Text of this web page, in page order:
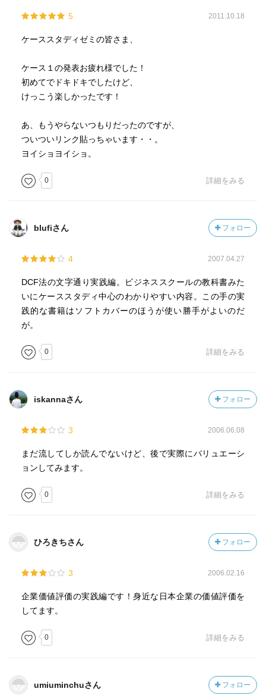
5 2011.10.18
ケーススタディゼミの皆さま、
ケース１の発表お疲れ様でした！
初めてでドキドキでしたけど、
けっこう楽しかったです！
あ、もうやらないつもりだったのですが、
ついついリンク貼っちゃいます・・。
ヨイショヨイショ。
0 詳細をみる
blufiさん フォロー
4 2007.04.27
DCF法の文字通り実践編。ビジネススクールの教科書みた
いにケーススタディ中心のわかりやすい内容。この手の実
践的な書籍はソフトカバーのほうが使い勝手がよいのだ
が。
0 詳細をみる
iskannaさん フォロー
3 2006.06.08
まだ流してしか読んでないけど、後で実際にバリュエーシ
ョンしてみます。
0 詳細をみる
ひろきちさん フォロー
3 2006.02.16
企業価値評価の実践編です！身近な日本企業の価値評価を
してます。
0 詳細をみる
umiuminchuさん フォロー